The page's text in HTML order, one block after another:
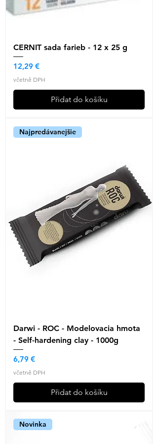
CERNIT sada farieb - 12 x 25 g
Cena
12,29 €
včetně DPH
Přidat do košíku
Najpredávanejšie
Darwi - ROC - Modelovacia hmota
- Self-hardening clay - 1000g
Cena
6,79 €
včetně DPH
Přidat do košíku
Novinka